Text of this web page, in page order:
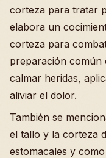
corteza para tratar
elabora un
corteza para
preparación común
calmar heridas,
aliviar el dolor.
También se
el tallo y la corteza
estomacales y